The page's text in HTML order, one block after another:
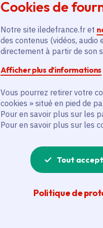
Cookies de
Notre site iledefrance.fr et
des contenus (vidéos,
directement à partir de son
Afficher plus d’informations
Vous pourrez retirer votre
cookies » situé en pied de
Pour en savoir plus sur les
Pour en savoir plus sur les
Tout
Politique de